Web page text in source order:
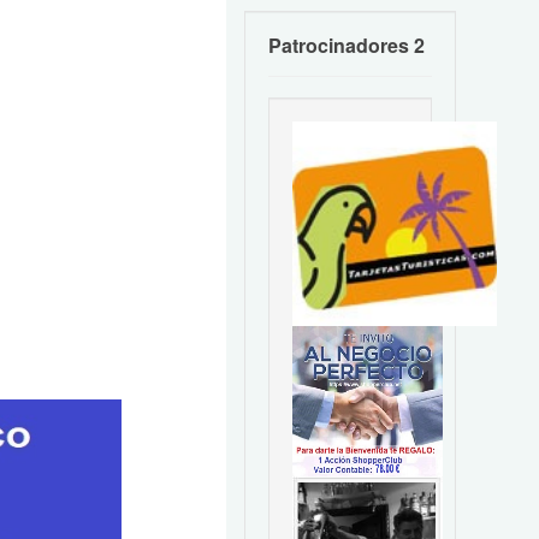
Patrocinadores 2